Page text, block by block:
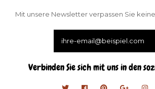
Mit unsere Newsletter verpassen Sie
Verbinden Sie sich mit uns in den